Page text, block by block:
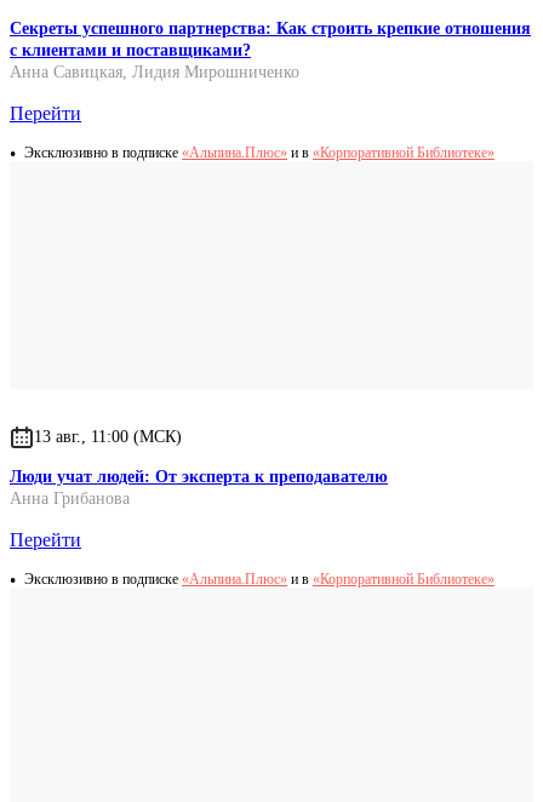
Секреты успешного партнерства: Как строить крепкие отношения
с клиентами и поставщиками?
Анна Савицкая, Лидия Мирошниченко
Перейти
Эксклюзивно в подписке «Альпина.Плюс» и в «Корпоративной Библиотеке»
13 авг., 11:00 (МСК)
Люди учат людей: От эксперта к преподавателю
Анна Грибанова
Перейти
Эксклюзивно в подписке «Альпина.Плюс» и в «Корпоративной Библиотеке»